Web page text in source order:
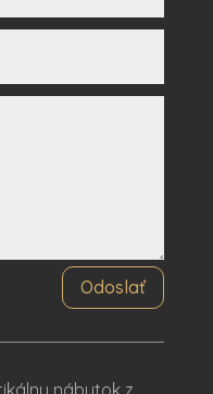
Odoslať
nábytok z